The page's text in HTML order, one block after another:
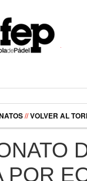
//VOLVER AL
POR